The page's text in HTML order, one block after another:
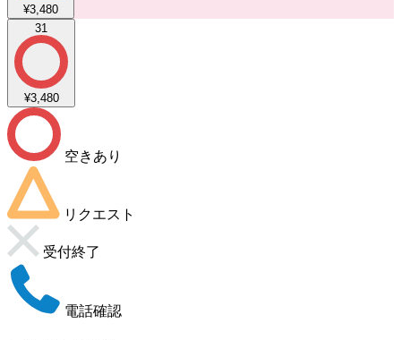
¥3,480
31
¥3,480
空きあり
リクエスト
受付終了
電話確認